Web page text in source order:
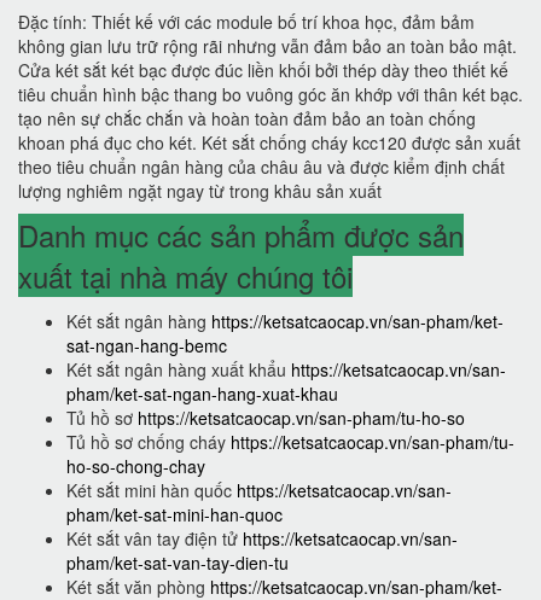
Đặc tính: Thiết kế với các module bố trí khoa học, đảm bảm
không gian lưu trữ rộng rãi nhưng vẫn đảm bảo an toàn bảo mật.
Cửa két sắt két bạc được đúc liền khối bởi thép dày theo thiết kế
tiêu chuẩn hình bậc thang bo vuông góc ăn khớp với thân két bạc.
tạo nên sự chắc chắn và hoàn toàn đảm bảo an toàn chống
khoan phá đục cho két. Két sắt chống cháy kcc120 được sản xuất
theo tiêu chuẩn ngân hàng của châu âu và được kiểm định chất
lượng nghiêm ngặt ngay từ trong khâu sản xuất
Danh mục các sản phẩm được sản
xuất tại nhà máy chúng tôi
Két sắt ngân hàng https://ketsatcaocap.vn/san-pham/ket-
sat-ngan-hang-bemc
Két sắt ngân hàng xuất khẩu https://ketsatcaocap.vn/san-
pham/ket-sat-ngan-hang-xuat-khau
Tủ hồ sơ https://ketsatcaocap.vn/san-pham/tu-ho-so
Tủ hồ sơ chống cháy https://ketsatcaocap.vn/san-pham/tu-
ho-so-chong-chay
Két sắt mini hàn quốc https://ketsatcaocap.vn/san-
pham/ket-sat-mini-han-quoc
Két sắt vân tay điện tử https://ketsatcaocap.vn/san-
pham/ket-sat-van-tay-dien-tu
Két sắt văn phòng https://ketsatcaocap.vn/san-pham/ket-